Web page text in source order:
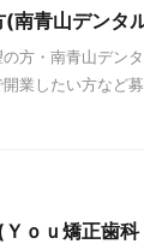
南青山デンタ
方・南青山デン
業したい方など募
Ｙｏｕ矯正歯